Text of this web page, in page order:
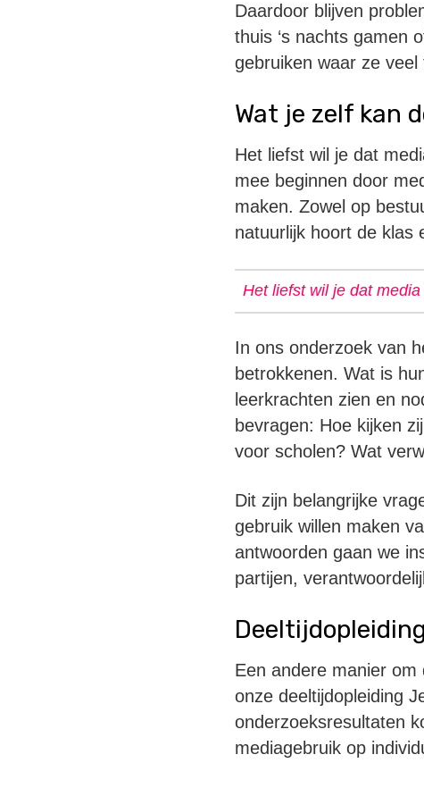
Daardoor blijven
thuis ‘s nachts gamen
gebruiken waar ze veel
Wat je zelf kan
Het liefst wil je dat
mee beginnen door
maken. Zowel op
natuurlijk hoort de klas
Het liefst wil je dat
In ons onderzoek van
betrokkenen. Wat is
leerkrachten zien en
bevragen: Hoe kijken
voor scholen? Wat
Dit zijn belangrijke
gebruik willen maken
antwoorden gaan we
partijen,
Deeltijdopleiding
Een andere manier
onze deeltijdopleiding
onderzoeksresultaten
mediagebruik op